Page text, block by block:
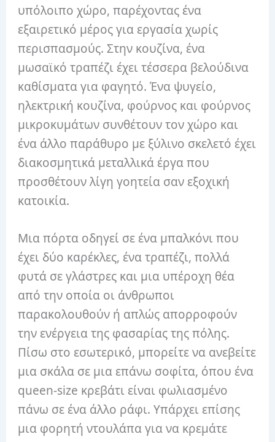
υπόλοιπο χώρο, παρέχοντας ένα
εξαιρετικό μέρος για εργασία χωρίς
περισπασμούς. Στην κουζίνα, ένα
μωσαϊκό τραπέζι έχει τέσσερα βελούδινα
καθίσματα για φαγητό. Ένα ψυγείο,
ηλεκτρική κουζίνα, φούρνος και φούρνος
μικροκυμάτων συνθέτουν τον χώρο και
ένα άλλο παράθυρο με ξύλινο σκελετό έχει
διακοσμητικά μεταλλικά έργα που
προσθέτουν λίγη γοητεία σαν εξοχική
κατοικία.
Μια πόρτα οδηγεί σε ένα μπαλκόνι που
έχει δύο καρέκλες, ένα τραπέζι, πολλά
φυτά σε γλάστρες και μια υπέροχη θέα
από την οποία οι άνθρωποι
παρακολουθούν ή απλώς απορροφούν
την ενέργεια της φασαρίας της πόλης.
Πίσω στο εσωτερικό, μπορείτε να ανεβείτε
μια σκάλα σε μια επάνω σοφίτα, όπου ένα
queen-size κρεβάτι είναι φωλιασμένο
πάνω σε ένα άλλο ράφι. Υπάρχει επίσης
μια φορητή ντουλάπα για να κρεμάτε